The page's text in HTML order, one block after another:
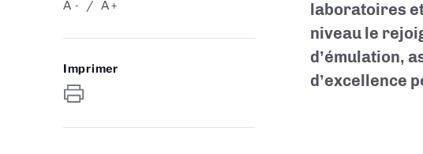
-
A +
A
Imprimer
laboratoires
niveau le
d’émulation,
d’excellence